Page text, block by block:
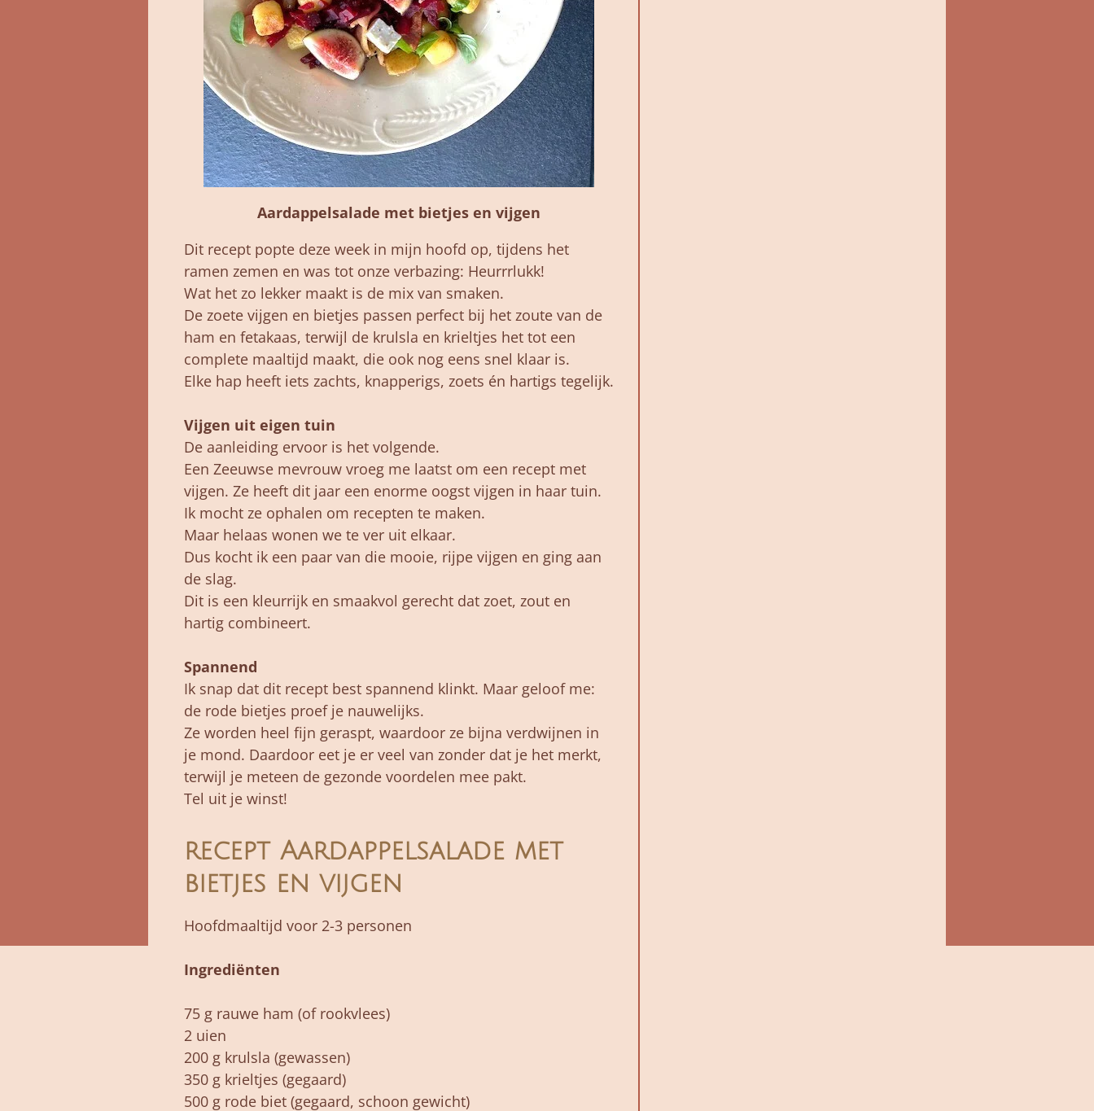
Aardappelsalade met bietjes en vijgen
Dit recept popte deze week in mijn hoofd op, tijdens het
ramen zemen en was tot onze verbazing: Heurrrlukk!
Wat het zo lekker maakt is de mix van smaken.
De zoete vijgen en bietjes passen perfect bij het zoute van de
ham en fetakaas, terwijl de krulsla en krieltjes het tot een
complete maaltijd maakt, die ook nog eens snel klaar is.
Elke hap heeft iets zachts, knapperigs, zoets én hartigs tegelijk.
Vijgen uit eigen tuin
De aanleiding ervoor is het volgende.
Een Zeeuwse mevrouw vroeg me laatst om een recept met
vijgen. Ze heeft dit jaar een enorme oogst vijgen in haar tuin.
Ik mocht ze ophalen om recepten te maken.
Maar helaas wonen we te ver uit elkaar.
Dus kocht ik een paar van die mooie, rijpe vijgen en ging aan
de slag.
Dit is een kleurrijk en smaakvol gerecht dat zoet, zout en
hartig combineert.
Spannend
Ik snap dat dit recept best spannend klinkt. Maar geloof me:
de rode bietjes proef je nauwelijks.
Ze worden heel fijn geraspt, waardoor ze bijna verdwijnen in
je mond. Daardoor eet je er veel van zonder dat je het merkt,
terwijl je meteen de gezonde voordelen mee pakt.
Tel uit je winst!
recept Aardappelsalade met
bietjes en vijgen
Hoofdmaaltijd voor 2-3 personen
Ingrediënten
75 g rauwe ham (of rookvlees)
2 uien
200 g krulsla (gewassen)
350 g krieltjes (gegaard)
500 g rode biet (gegaard, schoon gewicht)